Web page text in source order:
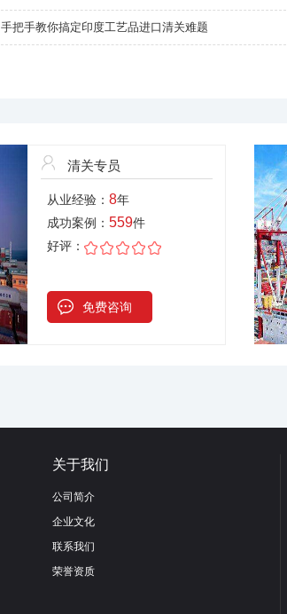
手把手教你搞定印度工艺品进口清关难题
清关专员
从业经验： 8年
成功案例： 559件
好评：
免费咨询
关于我们
公司简介
企业文化
联系我们
荣誉资质